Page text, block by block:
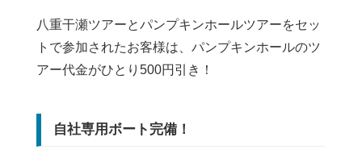
八重干瀬ツアーとパンプキンホールツアーをセッ
トで参加されたお客様は、パンプキンホールのツ
アー代金がひとり500円引き！
自社専用ボート完備！